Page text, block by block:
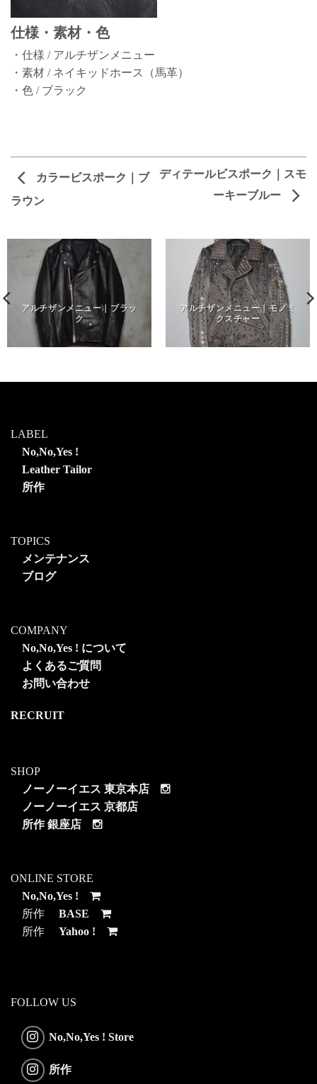
仕様・素材・色
・仕様 / アルチザンメニュー
・素材 / ネイキッドホース（馬革）
・色 / ブラック
カラービスポーク｜ブ
ラウン
ディテールビスポーク｜スモ
ーキーブルー
アルチザンメニュー｜ブラッ
ク
アルチザンメニュー｜モノミ
クスチャー
LABEL
No,No,Yes !
Leather Tailor
所作
TOPICS
メンテナンス
ブログ
COMPANY
No,No,Yes ! について
よくあるご質問
お問い合わせ
RECRUIT
SHOP
ノーノーイエス 東京本店
ノーノーイエス 京都店
所作 銀座店
ONLINE STORE
No,No,Yes !
所作 BASE
所作 Yahoo !
FOLLOW US
No,No,Yes ! Store
所作